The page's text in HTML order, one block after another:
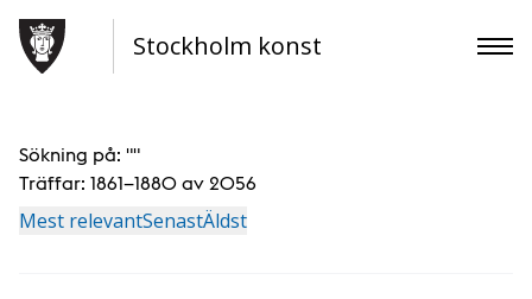
Stockholm konst
Sökning på: ""
Träffar: 1861–1880 av 2056
Mest relevantSenastÄldst